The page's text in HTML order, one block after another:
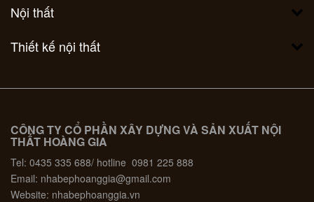
Nội thất
Thiết kế nội thất
CÔNG TY CỔ PHẦN XÂY DỰNG VÀ SẢN XUẤT NỘI
THẤT HOÀNG GIA
Tel: 0435 335 688/ hotline 0981 225 888
Email: nhabephoanggia@gmail.com
Website: nhabephoanggia.vn